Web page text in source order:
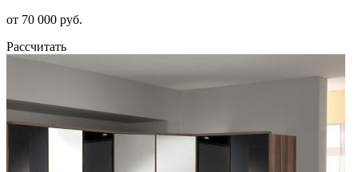
от 70 000 руб.
Рассчитать